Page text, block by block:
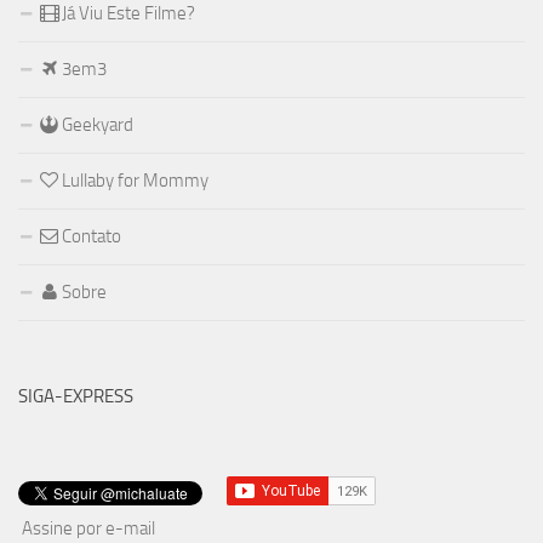
Já Viu Este Filme?
3em3
Geekyard
Lullaby for Mommy
Contato
Sobre
SIGA-EXPRESS
Assine por e-mail